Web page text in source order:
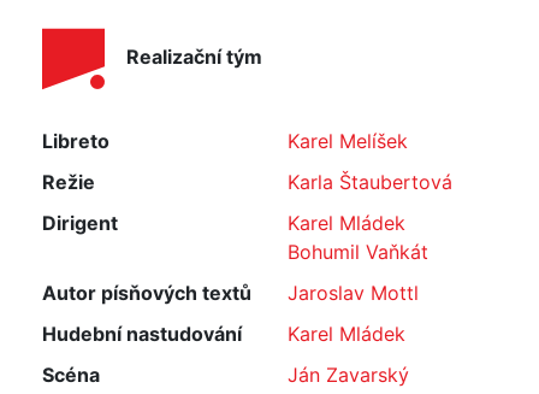
Realizační tým
Libreto
Karel Melíšek
Režie
Karla Štaubertová
Dirigent
Karel Mládek
Bohumil Vaňkát
Autor písňových textů
Jaroslav Mottl
Hudební nastudování
Karel Mládek
Scéna
Ján Zavarský